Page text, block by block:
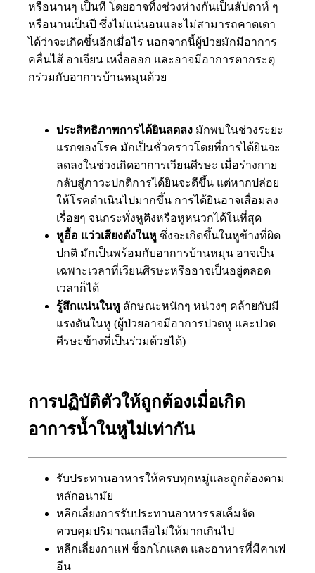
หรือนานๆ เป็นที โดยอาจทิ้งช่วงห่างกันเป็นสัปดาห์ ๆ
หรือนานเป็นปี ซึ่งไม่แน่นอนและไม่สามารถคาดเดา
ได้ว่าจะเกิดขึ้นอีกเมื่อไร นอกจากนี้ผู้ป่วยมักมีอาการ
คลื่นไส้ อาเจียน เหงื่อออก และอาจมีอาการตากระตุ
กร่วมกับอาการบ้านหมุนด้วย
ประสิทธิภาพการได้ยินลดลง มักพบในช่วงระยะ
แรกของโรค มักเป็นชั่วคราวโดยที่การได้ยินจะ
ลดลงในช่วงเกิดอาการเวียนศีรษะ เมื่อร่างกาย
กลับสู่ภาวะปกติการได้ยินจะดีขึ้น แต่หากปล่อย
ให้โรคดำเนินไปมากขึ้น การได้ยินอาจเสื่อมลง
เรื่อยๆ จนกระทั่งหูตึงหรือหูหนวกได้ในที่สุด
หูอื้อ แว่วเสียงดังในหูซึ่งจะเกิดขึ้นในหูข้างที่ผิด
ปกติ มักเป็นพร้อมกับอาการบ้านหมุน อาจเป็น
เฉพาะเวลาที่เวียนศีรษะหรืออาจเป็นอยู่ตลอด
เวลาก็ได้
รู้สึกแน่นในหู ลักษณะหนักๆ หน่วงๆ คล้ายกับมี
แรงดันในหู (ผู้ป่วยอาจมีอาการปวดหู และปวด
ศีรษะข้างที่เป็นร่วมด้วยได้)
การปฏิบัติตัวให้ถูกต้องเมื่อเกิด
อาการน้ำในหูไม่เท่ากัน
รับประทานอาหารให้ครบทุกหมู่และถูกต้องตาม
หลักอนามัย
หลีกเลี่ยงการรับประทานอาหารรสเค็มจัด
ควบคุมปริมาณเกลือไม่ให้มากเกินไป
หลีกเลี่ยงกาแฟ ช็อกโกแลต และอาหารที่มีคาเฟ
อีน